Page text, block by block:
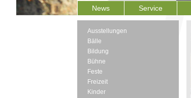
News Service
Ausstellungen
Bälle
Bildung
Bühne
Feste
Freizeit
Kinder